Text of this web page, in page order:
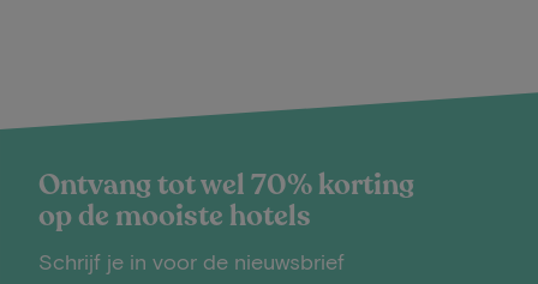
Ontvang tot wel 70% korting
op de mooiste hotels
Schrijf je in voor de nieuwsbrief